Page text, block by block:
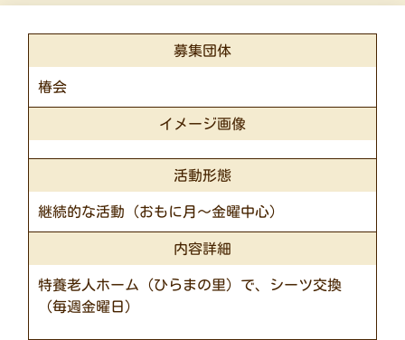
募集団体
椿会
イメージ画像
活動形態
継続的な活動（おもに月～金曜中心）
内容詳細
特養老人ホーム（ひらまの里）で、シーツ交換
（毎週金曜日）